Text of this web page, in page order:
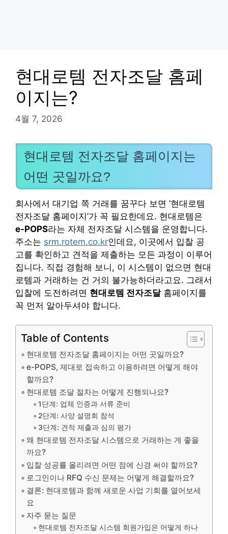
현대로템 전자조달 홈페
이지는?
4월 7, 2026
현대로템 전자조달 홈페이지는
어떤 곳일까요?
회사에서 대기업 쪽 거래를 꿈꾸다 보면 ‘현대로템
전자조달 홈페이지’가 꼭 필요한데요. 현대로템은
e-POPS라는 자체 전자조달 시스템을 운영합니다.
주소는 srm.rotem.co.kr인데요, 이곳에서 입찰 공
고를 확인하고 견적을 제출하는 모든 과정이 이루어
집니다. 직접 경험해 보니, 이 시스템이 없으면 현대
로템과 거래하는 건 거의 불가능하더라고요. 그래서
입찰에 도전하려면 현대로템 전자조달홈페이지를
꼭 먼저 알아두셔야 합니다.
Table of Contents
현대로템 전자조달 홈페이지는 어떤 곳일까요?
e-POPS, 제대로 접속하고 이용하려면 어떻게 해야
할까요?
현대로템 조달 절차는 어떻게 진행되나요?
1단계: 업체 인증과 서류 준비
2단계: 사양 설명회 참석
3단계: 견적 제출과 심의 평가
왜 현대로템 전자조달 시스템으로 거래하는 게 좋을
까요?
입찰 성공률 올리려면 어떤 점에 신경 써야 할까요?
로그인이나 RFQ 수신 문제는 어떻게 해결할까요?
결론: 현대로템과 함께 새로운 사업 기회를 열어보세
요
자주 묻는 질문
현대로템 전자조달 시스템 회원가입은 어떻게 하나